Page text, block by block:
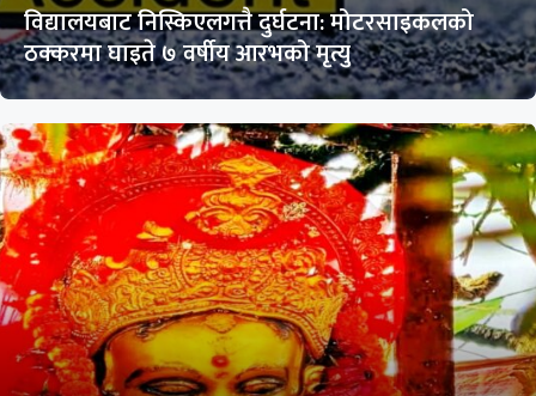
विद्यालयबाट निस्किएलगत्तै दुर्घटना: मोटरसाइकलको
ठक्करमा घाइते ७ वर्षीय आरभको मृत्यु